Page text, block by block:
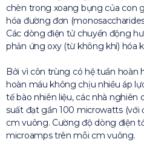
chèn trong xoang bụng của con
hóa đường đơn
Các dòng điện tử chuyển động
phản ứng oxy (từ không khí) hóa
Bởi vì côn trùng có hệ tuần hoàn
hoàn máu không chịu nhiều áp
tế bào nhiên liệu, các nhà
suất đạt gần 100 microwatts (với
cm vuông. Cường độ dòng điện
microamps trên mỗi cm vuông.